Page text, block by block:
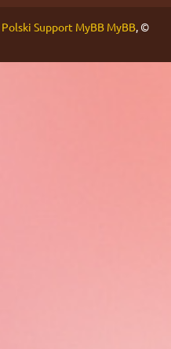
Polski Support MyBB MyBB, ©